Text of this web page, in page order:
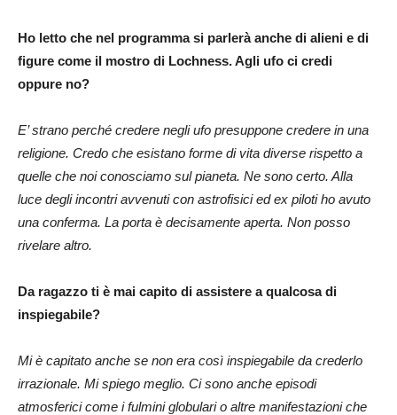
Ho letto che nel programma si parlerà anche di alieni e di
figure come il mostro di Lochness. Agli ufo ci credi
oppure no?
E’ strano perché credere negli ufo presuppone credere in una
religione. Credo che esistano forme di vita diverse rispetto a
quelle che noi conosciamo sul pianeta. Ne sono certo. Alla
luce degli incontri avvenuti con astrofisici ed ex piloti ho avuto
una conferma. La porta è decisamente aperta. Non posso
rivelare altro.
Da ragazzo ti è mai capito di assistere a qualcosa di
inspiegabile?
Mi è capitato anche se non era così inspiegabile da crederlo
irrazionale. Mi spiego meglio. Ci sono anche episodi
atmosferici come i fulmini globulari o altre manifestazioni che